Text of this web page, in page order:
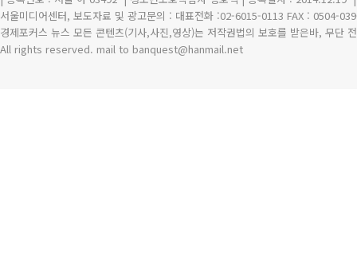
서울미디어센터, 보도자료 및 광고문의 : 대표전화 :02-6015-0113 FAX : 0504-
경제포커스 뉴스 모든 콘텐츠(기사,사진,영상)는 저작권법의 보호를 받은바, 무단
All rights reserved. mail to banquest@hanmail.net